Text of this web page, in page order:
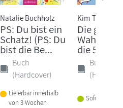
Natalie Buchholz
PS: Du bist ein
Schatz! (PS: Du
bist die Be...
Buch
(Hardcover)
Lieferbar innerhalb
von 3 Wochen
Kim Tomsic
Die ganze
Wahrheit
die 5.
Buch
Sofort